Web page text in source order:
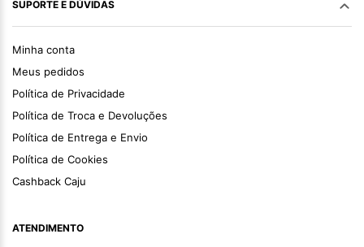
SUPORTE E DÚVIDAS
Minha conta
Meus pedidos
Política de Privacidade
Política de Troca e Devoluções
Política de Entrega e Envio
Política de Cookies
Cashback Caju
ATENDIMENTO